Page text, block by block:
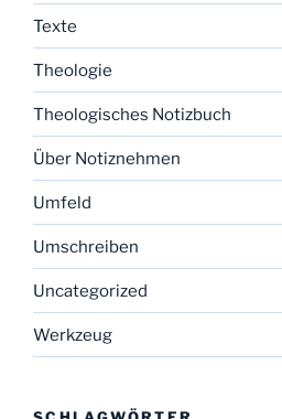
Texte
Theologie
Theologisches Notizbuch
Über Notiznehmen
Umfeld
Umschreiben
Uncategorized
Werkzeug